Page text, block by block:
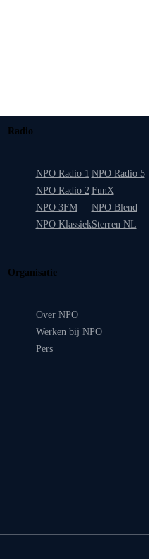
Radio
NPO Radio 1
NPO Radio 2
NPO 3FM
NPO Klassiek
NPO Radio 5
FunX
NPO Blend
Sterren NL
Organisatie
Over NPO
Werken bij NPO
Pers